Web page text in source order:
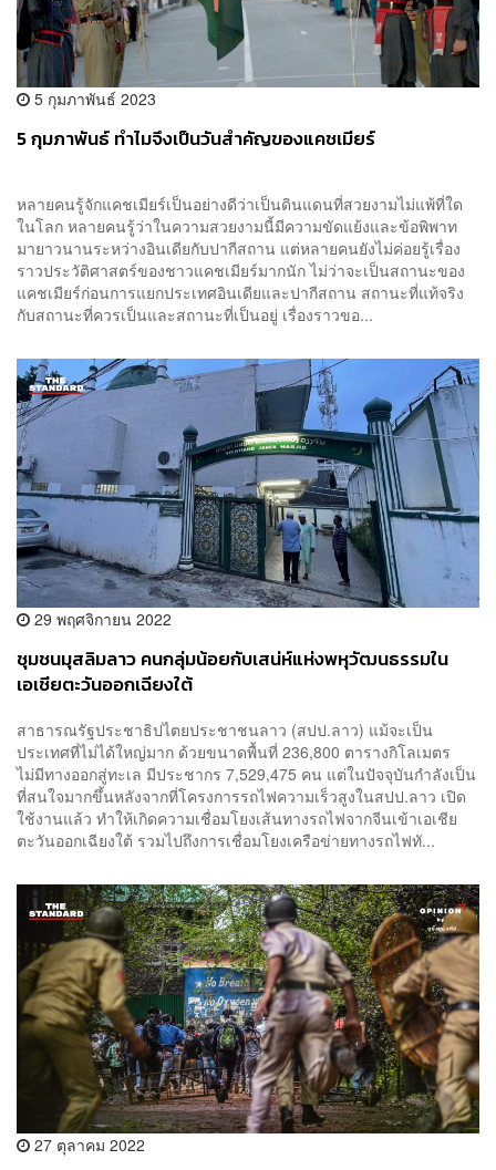
5 กุมภาพันธ์ 2023
5 กุมภาพันธ์ ทำไมจึงเป็นวันสำคัญของแคชเมียร์
หลายคนรู้จักแคชเมียร์เป็นอย่างดีว่าเป็นดินแดนที่สวยงามไม่แพ้ที่ใด
ในโลก หลายคนรู้ว่าในความสวยงามนี้มีความขัดแย้งและข้อพิพาท
มายาวนานระหว่างอินเดียกับปากีสถาน แต่หลายคนยังไม่ค่อยรู้เรื่อง
ราวประวัติศาสตร์ของชาวแคชเมียร์มากนัก ไม่ว่าจะเป็นสถานะของ
แคชเมียร์ก่อนการแยกประเทศอินเดียและปากีสถาน สถานะที่แท้จริง
กับสถานะที่ควรเป็นและสถานะที่เป็นอยู่ เรื่องราวขอ...
29 พฤศจิกายน 2022
ชุมชนมุสลิมลาว คนกลุ่มน้อยกับเสน่ห์แห่งพหุวัฒนธรรมใน
เอเชียตะวันออกเฉียงใต้
สาธารณรัฐประชาธิปไตยประชาชนลาว (สปป.ลาว) แม้จะเป็น
ประเทศที่ไม่ได้ใหญ่มาก ด้วยขนาดพื้นที่ 236,800 ตารางกิโลเมตร
ไม่มีทางออกสู่ทะเล มีประชากร 7,529,475 คน แต่ในปัจจุบันกำลังเป็น
ที่สนใจมากขึ้นหลังจากที่โครงการรถไฟความเร็วสูงในสปป.ลาว เปิด
ใช้งานแล้ว ทำให้เกิดความเชื่อมโยงเส้นทางรถไฟจากจีนเข้าเอเชีย
ตะวันออกเฉียงใต้ รวมไปถึงการเชื่อมโยงเครือข่ายทางรถไฟทั...
27 ตุลาคม 2022